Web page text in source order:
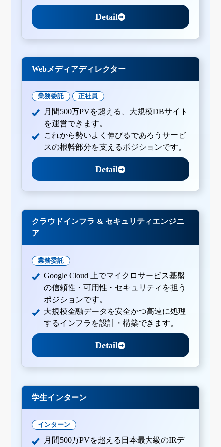
Detail
Webメディアディレクター
業務委託 正社員
月間500万PVを超える、大規模DBサイト
を運営できます。
これから勢いよく伸びるであろうサービ
スの根幹部分を支えるポジションです。
Detail
クラウドインフラ & セキュリティエンジニ
ア
業務委託
Google Cloud 上でマイクロサービス基盤
の信頼性・可用性・セキュリティを担う
ポジションです。
大規模金融データを安全かつ高速に処理
するインフラを設計・構築できます。
Detail
学生インターン
インターン
月間500万PVを超える日本最大級のIRデ